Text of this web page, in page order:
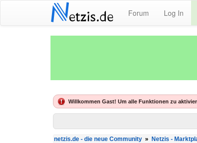
Netzis.de Forum Log In
Willkommen Gast! Um alle Funktionen zu
netzis.de - die neue Community » Netzis -